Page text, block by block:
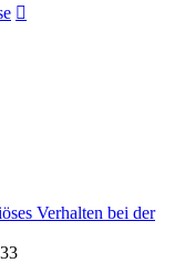
Verhalten bei der